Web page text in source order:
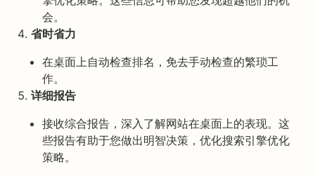
会。
省时省力
在桌面上自动检查排名，免去手动检查的繁琐工
作。
详细报告
接收综合报告，深入了解网站在桌面上的表现。这
些报告有助于您做出明智决策，优化搜索引擎优化
策略。